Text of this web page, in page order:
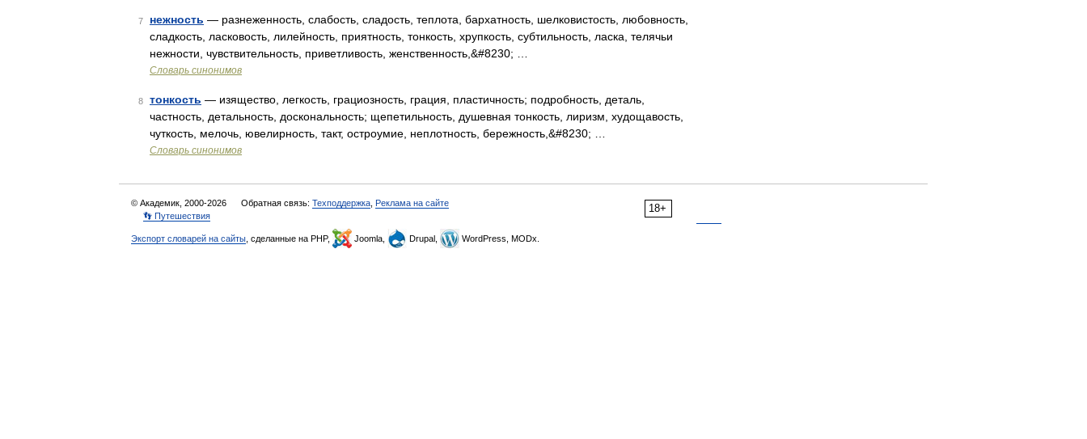
7 нежность — разнеженность, слабость, сладость, теплота, бархатность, шелковистость, любовность,
сладкость, ласковость, лилейность, приятность, тонкость, хрупкость, субтильность, ласка, телячьи
нежности, чувствительность, приветливость, женственность,&#8230; …
Словарь синонимов
8 тонкость — изящество, легкость, грациозность, грация, пластичность; подробность, деталь,
частность, детальность, доскональность; щепетильность, душевная тонкость, лиризм, худощавость,
чуткость, мелочь, ювелирность, такт, остроумие, неплотность, бережность,&#8230; …
Словарь синонимов
18+
© Академик, 2000-2026 Обратная связь: Техподдержка Реклама на сайте
👣 Путешествия
Экспорт словарей на сайты , сделанные на PHP, Joomla, Drupal, WordPress, MODx.